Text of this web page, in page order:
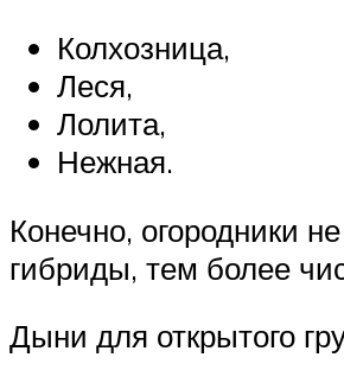
Колхозница,
Леся,
Лолита,
Нежная.
Конечно, огородники
гибриды, тем более
Дыни для открытого